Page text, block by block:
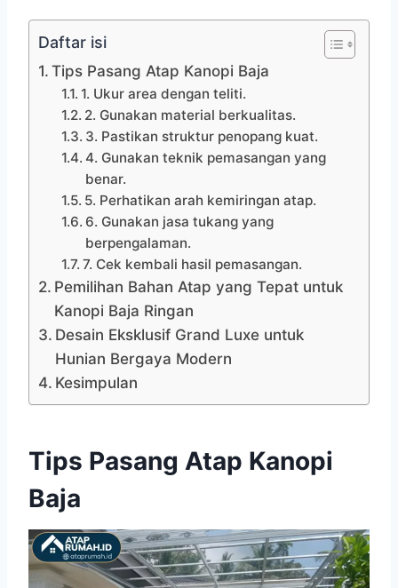
Daftar isi
Tips Pasang Atap Kanopi Baja
1. Ukur area dengan teliti.
2. Gunakan material berkualitas.
3. Pastikan struktur penopang kuat.
4. Gunakan teknik pemasangan yang
benar.
5. Perhatikan arah kemiringan atap.
6. Gunakan jasa tukang yang
berpengalaman.
7. Cek kembali hasil pemasangan.
Pemilihan Bahan Atap yang Tepat untuk
Kanopi Baja Ringan
Desain Eksklusif Grand Luxe untuk
Hunian Bergaya Modern
Kesimpulan
Tips Pasang Atap Kanopi
Baja